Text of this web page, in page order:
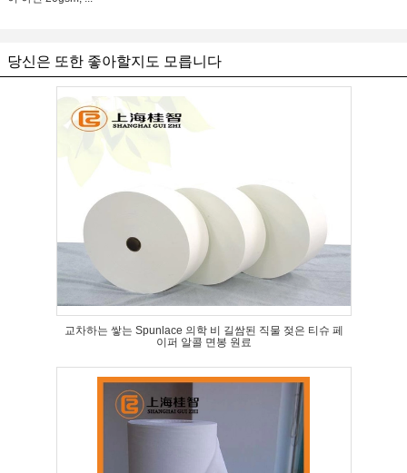
당신은 또한 좋아할지도 모릅니다
교차하는 쌓는 Spunlace 의학 비 길쌈된 직물 젖은 티슈 페
이퍼 알콜 면봉 원료